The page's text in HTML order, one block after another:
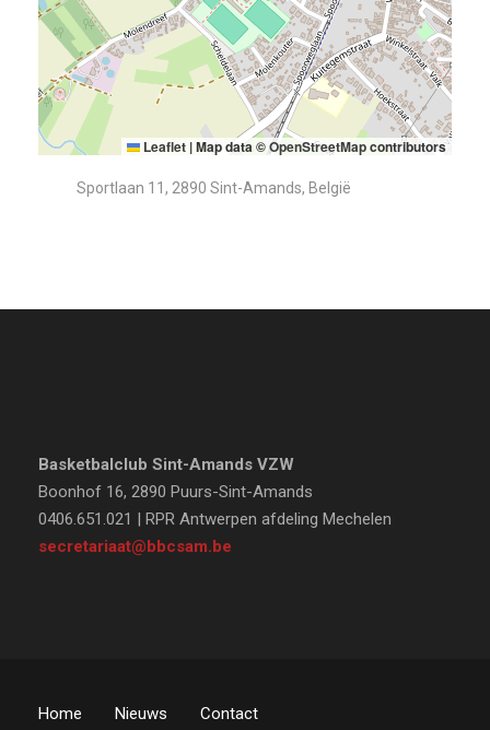
Leaflet |Map data ©OpenStreetMapcontributors
Sportlaan 11, 2890 Sint-Amands, België
Basketbalclub Sint-Amands VZW
Boonhof 16, 2890 Puurs-Sint-Amands
0406.651.021 | RPR Antwerpen afdeling Mechelen
secretariaat@bbcsam.be
Home Nieuws Contact